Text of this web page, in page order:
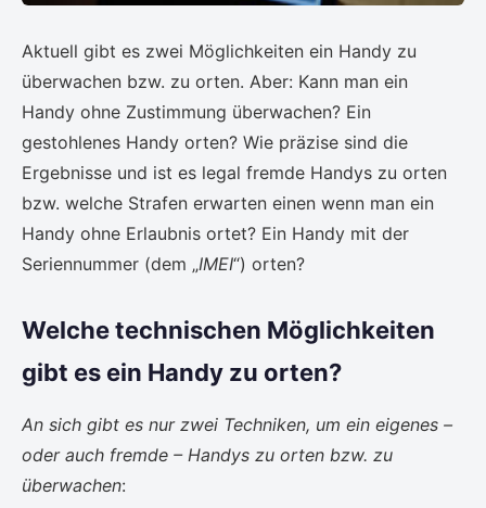
Aktuell gibt es zwei Möglichkeiten ein Handy zu
überwachen bzw. zu orten. Aber: Kann man ein
Handy ohne Zustimmung überwachen? Ein
gestohlenes Handy orten? Wie präzise sind die
Ergebnisse und ist es legal fremde Handys zu orten
bzw. welche Strafen erwarten einen wenn man ein
Handy ohne Erlaubnis ortet? Ein Handy mit der
Seriennummer (dem „IMEI“) orten?
Welche technischen Möglichkeiten
gibt es ein Handy zu orten?
An sich gibt es nur zwei Techniken, um ein eigenes –
oder auch fremde – Handys zu orten bzw. zu
überwachen: